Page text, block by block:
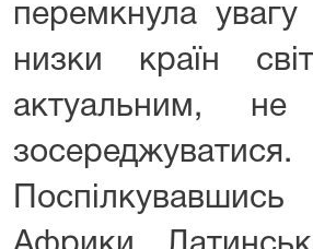
перемкнула
низки країн
актуальним,